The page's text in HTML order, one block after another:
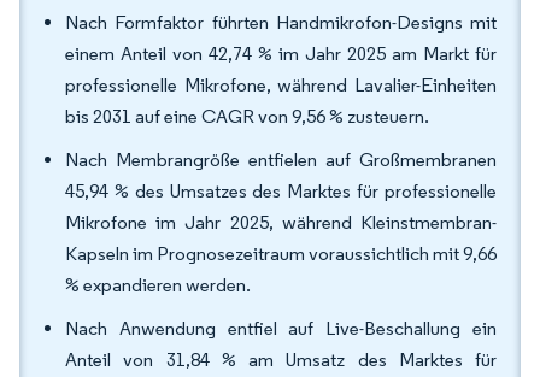
Nach Formfaktor führten Handmikrofon-Designs mit
einem Anteil von 42,74 % im Jahr 2025 am Markt für
professionelle Mikrofone, während Lavalier-Einheiten
bis 2031 auf eine CAGR von 9,56 % zusteuern.
Nach Membrangröße entfielen auf Großmembranen
45,94 % des Umsatzes des Marktes für professionelle
Mikrofone im Jahr 2025, während Kleinstmembran-
Kapseln im Prognosezeitraum voraussichtlich mit 9,66
% expandieren werden.
Nach Anwendung entfiel auf Live-Beschallung ein
Anteil von 31,84 % am Umsatz des Marktes für